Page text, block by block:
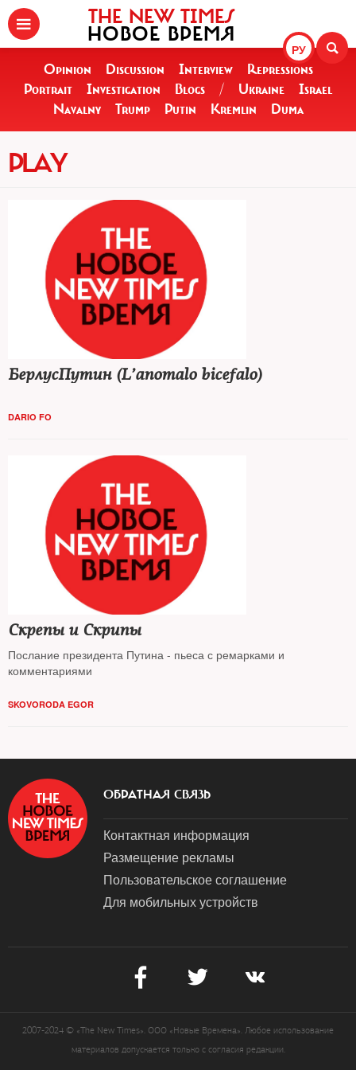
РУ
THE NEW TIMES
НОВОЕ ВРЕМЯ
Opinion Discussion Interview
Repressions
Portrait
Investigation Blogs / Ukraine
Israel
Navalny
Trump Putin Kremlin Duma
PLAY
БерлусПутин (L’anomalo bicefalo)
DARIO FO
Скрепы и Скрипы
Послание президента Путина - пьеса с ремарками и
комментариями
SKOVORODA EGOR
ОБРАТНАЯ СВЯЗЬ
Контактная информация
Размещение рекламы
Пользовательское соглашение
Для мобильных устройств
2007-2024 © «The New Times». ООО «Новые Времена». Любое использование
материалов допускается только с согласия редакции.